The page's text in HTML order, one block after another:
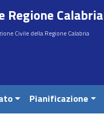
Regione Calabria
Civile della Regione Calabria
Pianificazione